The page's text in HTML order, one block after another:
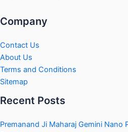
Company
Contact Us
About Us
Terms and Conditions
Sitemap
Recent Posts
Premanand Ji Maharaj Gemini Nano